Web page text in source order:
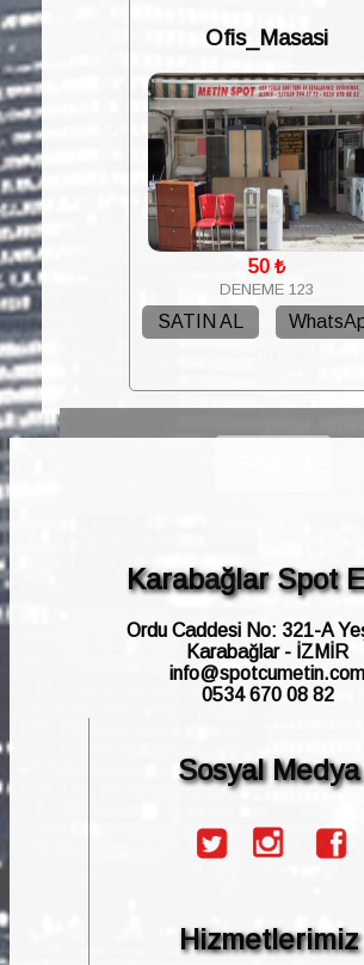
Ofis_Masasi
50 ₺
DENEME 123
SATIN AL
Karabağlar Spot
Ordu Caddesi No: 321-A
Karabağlar - İZMİR
info@spotcumetin.com
0534 670 08 82
Sosyal Medya
Hizmetlerimiz